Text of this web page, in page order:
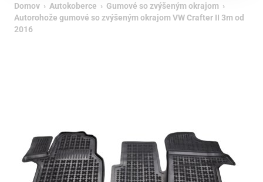
Domov › Autokoberce › Gumové so zvýšeným okrajom ›
Autorohože gumové so zvýšeným okrajom VW Crafter II 3m od
2016